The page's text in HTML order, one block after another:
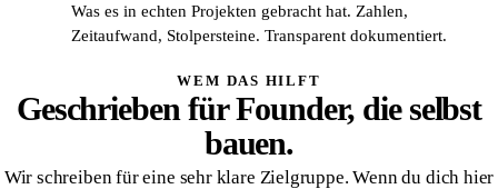
Was es in echten Projekten gebracht hat. Zahlen,
Zeitaufwand, Stolpersteine. Transparent dokumentiert.
WEM DAS HILFT
Geschrieben für Founder, die selbst
bauen.
Wir schreiben für eine sehr klare Zielgruppe. Wenn du dich hier